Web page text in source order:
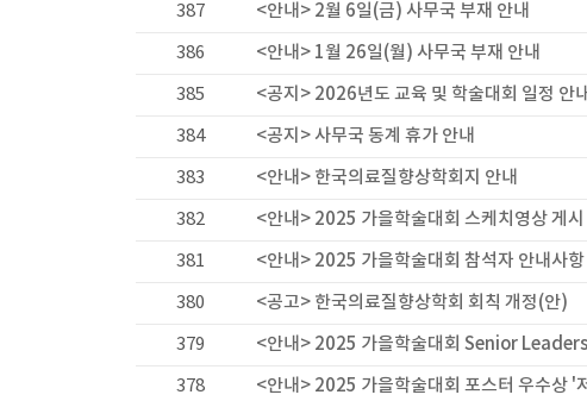
387 <안내> 2월 6일(금) 사무국 부재 안내
386 <안내> 1월 26일(월) 사무국 부재 안내
385 <공지> 2026년도 교육 및 학술대회 일정 안내
384 <공지> 사무국 동계 휴가 안내
383 <안내> 한국의료질향상학회지 안내
382 <안내> 2025 가을학술대회 스케치영상 게시
381 <안내> 2025 가을학술대회 참석자 안내사항
380 <공고> 한국의료질향상학회 회칙 개정(안)
379 <안내> 2025 가을학술대회 Senior
378 <안내> 2025 가을학술대회 포스터 우수상 '